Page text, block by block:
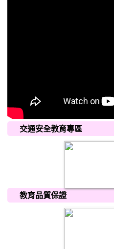
交通安全教育專區
教育品質保證